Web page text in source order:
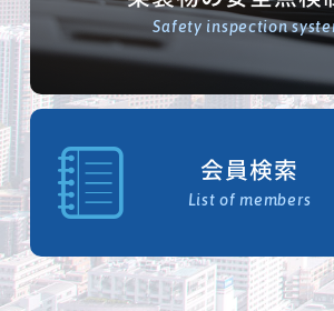
Safety inspection
会員検索
List of members